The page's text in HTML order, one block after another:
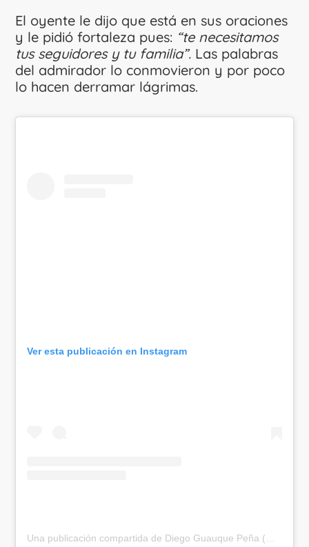
El oyente le dijo que está en sus oraciones
y le pidió fortaleza pues: “te necesitamos
tus seguidores y tu familia”. Las palabras
del admirador lo conmovieron y por poco
lo hacen derramar lágrimas.
Ver esta publicación en Instagram